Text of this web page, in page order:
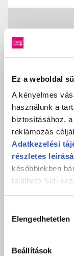
Ez a weboldal
A kényelmes
használunk a
biztosításához,
reklámozás
Adatkezelési
részletes
későbbiekben
található Süti
kiválasztása
Elengedhetetlen
Beállítások
MEGOSZTÁS
TOVÁBBI 3 STEP
TERMÉKEK